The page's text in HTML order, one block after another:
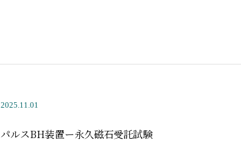
2025.11.01
パルスBH装置ー永久磁石受託試験